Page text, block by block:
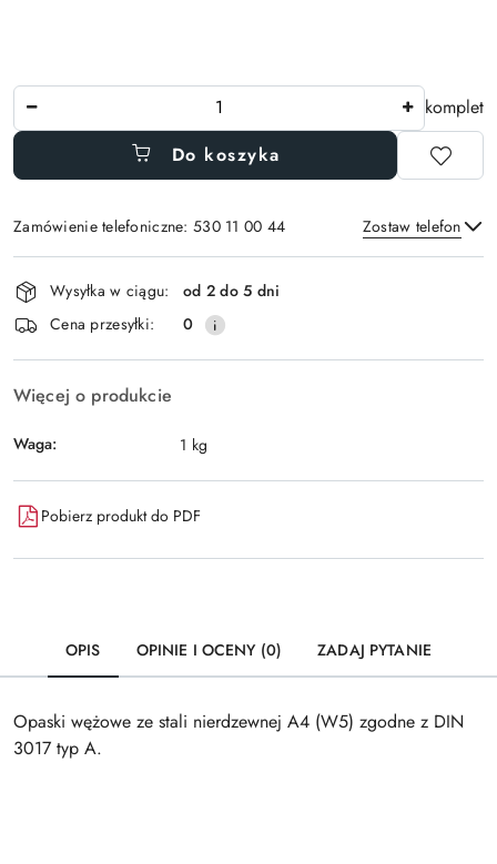
Ilość
komplet
Do koszyka
Zamówienie telefoniczne: 530 11 00 44 Zostaw telefon
Wyślij
Dostępność
i
dostawa
Wysyłka w ciągu:
od 2 do 5 dni
Cena przesyłki:
0
Więcej o produkcie
Waga: 1 kg
Pobierz produkt do PDF
OPIS OPINIE I OCENY (0) ZADAJ PYTANIE
Opaski wężowe ze stali nierdzewnej A4 (W5) zgodne z DIN
3017 typ A.